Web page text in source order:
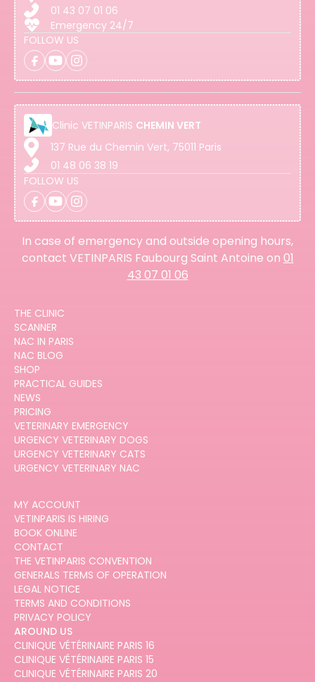
01 43 07 01 06
Emergency 24/7
FOLLOW US
Clinic VETINPARIS CHEMIN VERT
137 Rue du Chemin Vert, 75011 Paris
01 48 06 38 19
FOLLOW US
In case of emergency and outside opening hours,
contact VETINPARIS Faubourg Saint Antoine on 01
43 07 01 06
THE CLINIC
SCANNER
NAC IN PARIS
NAC BLOG
SHOP
PRACTICAL GUIDES
NEWS
PRICING
VETERINARY EMERGENCY
URGENCY VETERINARY DOGS
URGENCY VETERINARY CATS
URGENCY VETERINARY NAC
MY ACCOUNT
VETINPARIS IS HIRING
BOOK ONLINE
CONTACT
THE VETINPARIS CONVENTION
GENERALS TERMS OF OPERATION
LEGAL NOTICE
TERMS AND CONDITIONS
PRIVACY POLICY
AROUND US
CLINIQUE VÉTÉRINAIRE PARIS 16
CLINIQUE VÉTÉRINAIRE PARIS 15
CLINIQUE VÉTÉRINAIRE PARIS 20